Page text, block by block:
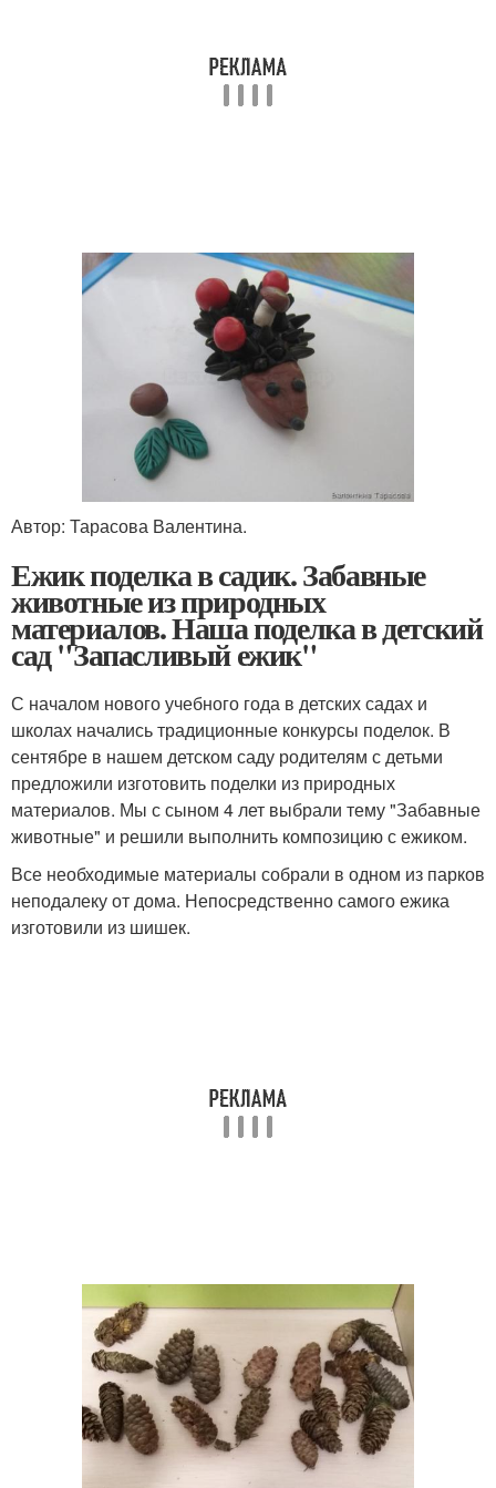
Автор: Тарасова Валентина.
Ежик поделка в садик. Забавные
животные из природных
материалов. Наша поделка в детский
сад "Запасливый ежик"
С началом нового учебного года в детских садах и
школах начались традиционные конкурсы поделок. В
сентябре в нашем детском саду родителям с детьми
предложили изготовить поделки из природных
материалов. Мы с сыном 4 лет выбрали тему "Забавные
животные" и решили выполнить композицию с ежиком.
Все необходимые материалы собрали в одном из парков
неподалеку от дома. Непосредственно самого ежика
изготовили из шишек.